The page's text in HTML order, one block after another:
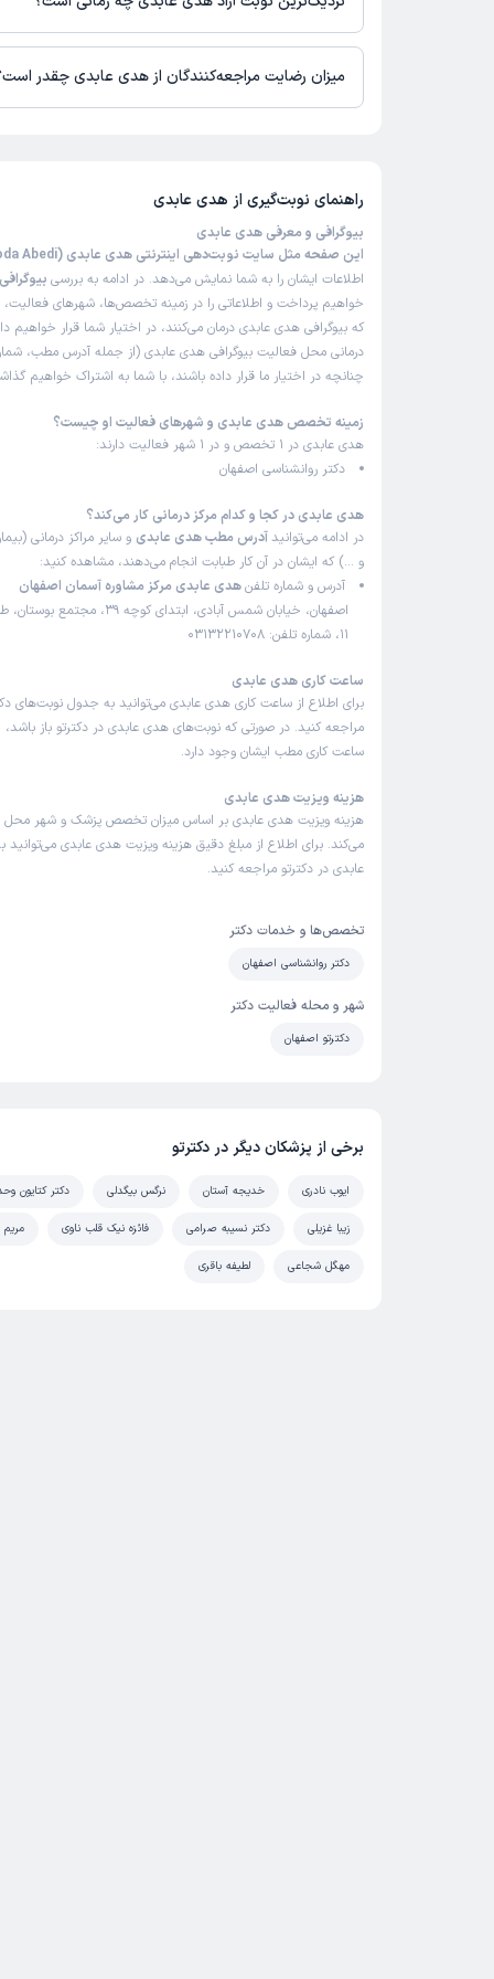
زمان نوبت‌دهی و پذیرش بیماران با هماهنگی مطب مشخص می‌شود.
میزان رضایت مراجعه‌کنندگان از هدی عابدی چقدر
راهنمای نوبت‌گیری از هدی عابدی
بیوگرافی و معرفی هدی عابدی
این صفحه مثل سایت نوبت‌دهی اینترنتی هدی عابدی (Hoda Abedi)
اطلاعات ایشان را به شما نمایش می‌دهد. در ادامه به بررسی
خواهیم پرداخت و اطلاعاتی را در زمینه تخصص‌ها، شهرهای فعالیت،
که بیوگرافی هدی عابدی درمان می‌کنند، در اختیار شما قرار خواهیم
درمانی محل فعالیت بیوگرافی هدی عابدی (از جمله آدرس مطب،
چنانچه در اختیار ما قرار داده باشند، با شما به اشتراک خواهیم
زمینه تخصص هدی عابدی و شهرهای فعالیت او چیست؟
هدی عابدی در 1 تخصص و در 1 شهر فعالیت دارند:
دکتر روانشناسی اصفهان
هدی عابدی در کجا و کدام مرکز درمانی کار می‌کند؟
در ادامه می‌توانید آدرس مطب هدی عابدی و سایر مراکز درمانی
و …) که ایشان در آن کار طبابت انجام می‌دهند، مشاهده کنید:
آدرس و شماره تلفنهدی عابدی مرکز مشاوره آسمان اصفهان
اصفهان، خیابان شمس آبادی، ابتدای کوچه
11، شماره تلفن: 03132210708
ساعت کاری هدی عابدی
برای اطلاع از ساعت کاری هدی عابدی می‌توانید به جدول نوبت‌های
مراجعه کنید. در صورتی که نوبت‌های هدی عابدی در دکترتو باز
ساعت کاری مطب ایشان وجود دارد.
هزینه ویزیت هدی عابدی
هزینه ویزیت هدی عابدی بر اساس میزان تخصص پزشک و شهر محل
می‌کند. برای اطلاع از مبلغ دقیق هزینه ویزیت هدی عابدی می‌توانید
عابدی در دکترتو مراجعه کنید.
تخصص‌ها و خدمات دکتر
دکتر روانشناسی اصفهان
شهر و محله فعالیت دکتر
دکترتو اصفهان
برخی از پزشکان دیگر در دکترتو
ایوب نادری خدیجه آستان نرگس بیگدلی دکتر کتایون
زیبا غزیلی دکتر نسیبه صرامی فائزه نیک قلب ناوی
مهگل شجاعی لطیفه باقری